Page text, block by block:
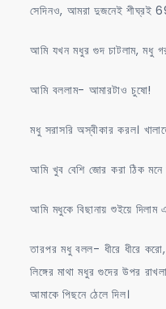
সেদিনও, আমরা দুজনেই শীঘ্রই
আমি যখন মধুর গুদ চাটলাম, মধু
আমি বললাম- আমারটাও চুষো!
মধু সরাসরি অস্বীকার করল।
আমি খুব বেশি জোর করা ঠিক মনে
আমি মধুকে বিছানায় শুইয়ে
তারপর মধু বলল- ধীরে ধীরে
লিঙ্গের মাথা মধুর গুদের উপর
আমাকে পিছনে ঠেলে দিল।